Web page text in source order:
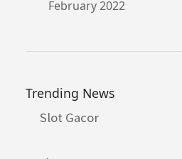
February 2022
Trending News
Slot Gacor